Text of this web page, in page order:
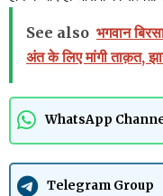
See also भगवान
अंत के लिए मांगी ताक़त,
WhatsApp
Telegram Group